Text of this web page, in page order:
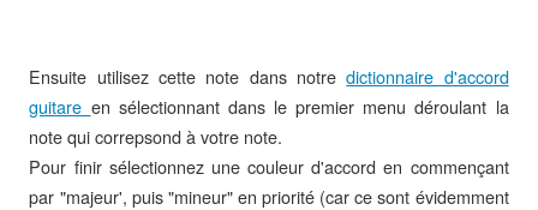
Ensuite utilisez cette note dans notredictionnaire d'accord
guitare en sélectionnant dans le premier menu déroulant la
note qui correpsond à votre note.
Pour finir sélectionnez une couleur d'accord en commençant
par "majeur', puis "mineur" en priorité (car ce sont évidemment